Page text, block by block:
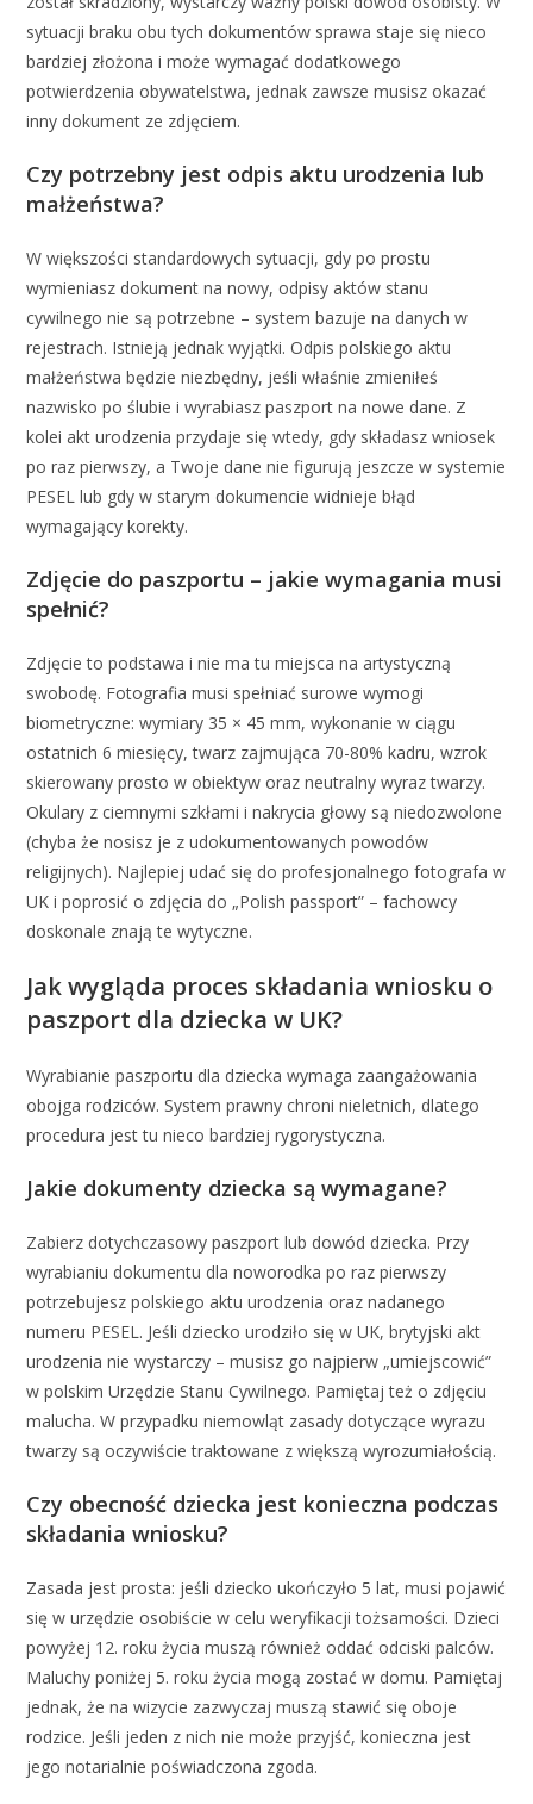
sytuacji braku obu tych dokumentów sprawa staje się nieco
bardziej złożona i może wymagać dodatkowego
potwierdzenia obywatelstwa, jednak zawsze musisz okazać
inny dokument ze zdjęciem.
Czy potrzebny jest odpis aktu urodzenia lub
małżeństwa?
W większości standardowych sytuacji, gdy po prostu
wymieniasz dokument na nowy, odpisy aktów stanu
cywilnego nie są potrzebne – system bazuje na danych w
rejestrach. Istnieją jednak wyjątki. Odpis polskiego aktu
małżeństwa będzie niezbędny, jeśli właśnie zmieniłeś
nazwisko po ślubie i wyrabiasz paszport na nowe dane. Z
kolei akt urodzenia przydaje się wtedy, gdy składasz wniosek
po raz pierwszy, a Twoje dane nie figurują jeszcze w systemie
PESEL lub gdy w starym dokumencie widnieje błąd
wymagający korekty.
Zdjęcie do paszportu – jakie wymagania musi
spełnić?
Zdjęcie to podstawa i nie ma tu miejsca na artystyczną
swobodę. Fotografia musi spełniać surowe wymogi
biometryczne: wymiary 35 × 45 mm, wykonanie w ciągu
ostatnich 6 miesięcy, twarz zajmująca 70-80% kadru, wzrok
skierowany prosto w obiektyw oraz neutralny wyraz twarzy.
Okulary z ciemnymi szkłami i nakrycia głowy są niedozwolone
(chyba że nosisz je z udokumentowanych powodów
religijnych). Najlepiej udać się do profesjonalnego fotografa w
UK i poprosić o zdjęcia do „Polish passport” – fachowcy
doskonale znają te wytyczne.
Jak wygląda proces składania wniosku o
paszport dla dziecka w UK?
Wyrabianie paszportu dla dziecka wymaga zaangażowania
obojga rodziców. System prawny chroni nieletnich, dlatego
procedura jest tu nieco bardziej rygorystyczna.
Jakie dokumenty dziecka są wymagane?
Zabierz dotychczasowy paszport lub dowód dziecka. Przy
wyrabianiu dokumentu dla noworodka po raz pierwszy
potrzebujesz polskiego aktu urodzenia oraz nadanego
numeru PESEL. Jeśli dziecko urodziło się w UK, brytyjski akt
urodzenia nie wystarczy – musisz go najpierw „umiejscowić”
w polskim Urzędzie Stanu Cywilnego. Pamiętaj też o zdjęciu
malucha. W przypadku niemowląt zasady dotyczące wyrazu
twarzy są oczywiście traktowane z większą wyrozumiałością.
Czy obecność dziecka jest konieczna podczas
składania wniosku?
Zasada jest prosta: jeśli dziecko ukończyło 5 lat, musi pojawić
się w urzędzie osobiście w celu weryfikacji tożsamości. Dzieci
powyżej 12. roku życia muszą również oddać odciski palców.
Maluchy poniżej 5. roku życia mogą zostać w domu. Pamiętaj
jednak, że na wizycie zazwyczaj muszą stawić się oboje
rodzice. Jeśli jeden z nich nie może przyjść, konieczna jest
jego notarialnie poświadczona zgoda.